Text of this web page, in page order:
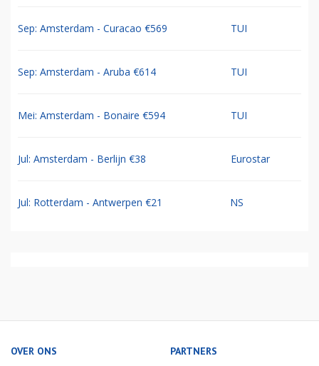
Sep: Amsterdam - Curacao €569 TUI
Sep: Amsterdam - Aruba €614 TUI
Mei: Amsterdam - Bonaire €594 TUI
Jul: Amsterdam - Berlijn €38 Eurostar
Jul: Rotterdam - Antwerpen €21 NS
OVER ONS PARTNERS